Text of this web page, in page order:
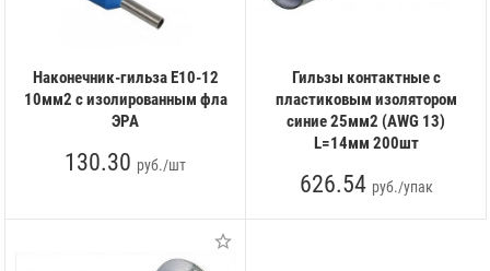
Наконечник-гильза Е10-12
10мм2 с изолированным фла
ЭРА
130.30 руб./шт
Гильзы контактные с
пластиковым изолятором
синие 25мм2 (AWG 13)
L=14мм 200шт
626.54 руб./упак